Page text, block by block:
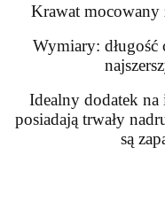
Krawat mocowany
Wymiary: długość
Idealny dodatek
posiadają trwały
są